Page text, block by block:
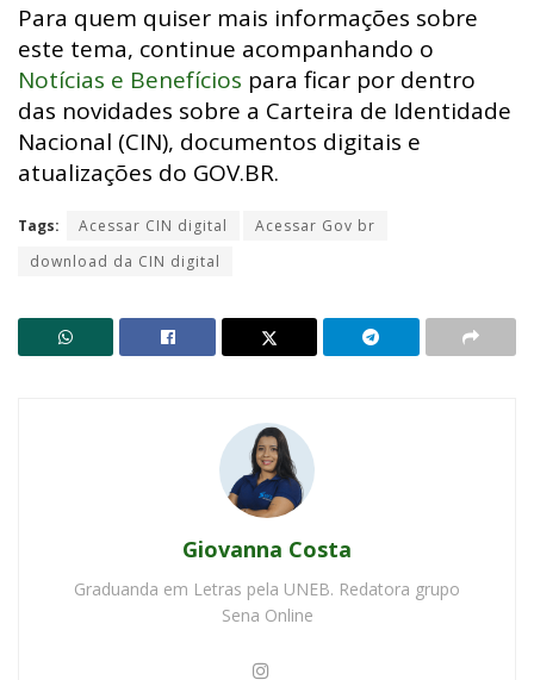
Para quem quiser mais informações sobre
este tema, continue acompanhando o
Notícias e Benefícios para ficar por dentro
das novidades sobre a Carteira de Identidade
Nacional (CIN), documentos digitais e
atualizações do GOV.BR.
Tags: Acessar CIN digital
Acessar Gov br
download da CIN digital
Giovanna Costa
Graduanda em Letras pela UNEB. Redatora grupo
Sena Online